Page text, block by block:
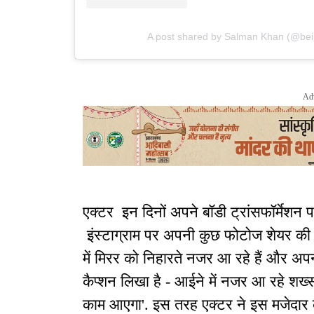
A post shared by Salman Khan
एक्टर इन दिनों अपने बॉडी ट्रांसफॉर्मेशन
इंस्टाग्राम पर अपनी कुछ फोटोज शेयर
में मिरर को निहारते नजर आ रहे हैं और
कैप्शन लिखा है - आईने में नजर आ रहे शख्स
काम आएगा'. इस तरह एक्टर ने इस